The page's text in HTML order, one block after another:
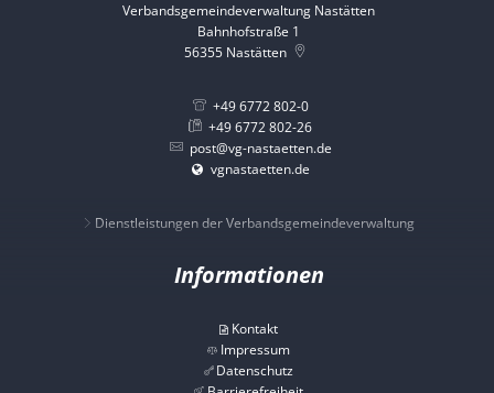
Verbandsgemeindeverwaltung Nastätten
Bahnhofstraße 1
56355 Nastätten
+49 6772 802-0
+49 6772 802-26
post@vg-nastaetten.de
vgnastaetten.de
Dienstleistungen der Verbandsgemeindeverwaltung
Informationen
Kontakt
Impressum
Datenschutz